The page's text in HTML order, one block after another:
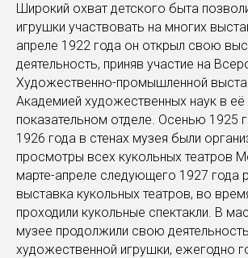
Широкий охват детского быта
игрушки участвовать на многих
апреле 1922 года он открыл свою
деятельность, приняв участие на
Художественно-промышленной
Академией художественных наук в её
показательном отделе. Осенью 1925
1926 года в стенах музея были
просмотры всех кукольных театров
марте-апреле следующего 1927 года
выставка кукольных театров, во
проходили кукольные спектакли. В
музее продолжили свою
художественной игрушки, ежегодно